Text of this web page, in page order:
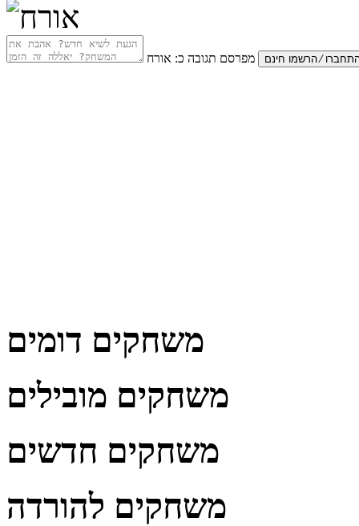
מפרסם תגובה כ: אורח
משחקים דומים
משחקים מובילים
משחקים חדשים
משחקים להורדה